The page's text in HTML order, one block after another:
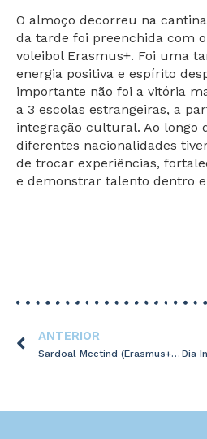
O almoço decorreu na
da tarde foi preenchida com
voleibol Erasmus+. Foi uma
energia positiva e espírito
importante não foi a vitória
a 3 escolas estrangeiras, a
integração cultural. Ao longo
diferentes nacionalidades
de trocar experiências,
e demonstrar talento dentro
ANTERIOR
Sardoal Meetind (Erasmus+) – 1º dia – 24 novembro